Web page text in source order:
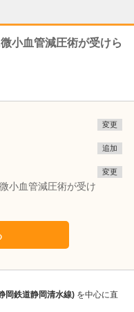
小血管減圧術が受けら
変更
追加
小血管減圧術が受け
変更
岡鉄道静岡清水線) を中心に直